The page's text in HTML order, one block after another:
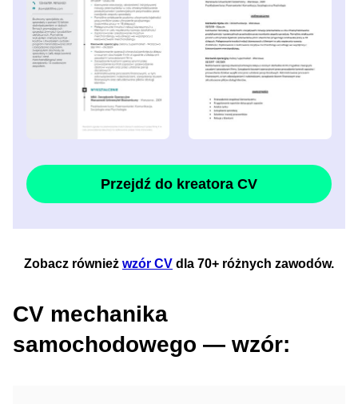
Przejdź do kreatora CV
Zobacz również wzór CV dla 70+ różnych zawodów.
CV mechanika
samochodowego — wzór: